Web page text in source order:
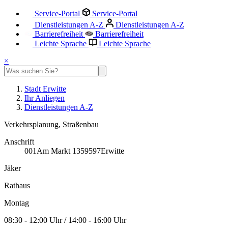
Service-Portal
Service-Portal
Dienstleistungen A-Z
Dienstleistungen A-Z
Barrierefreiheit
Barrierefreiheit
Leichte Sprache
Leichte Sprache
×
Stadt Erwitte
Ihr Anliegen
Dienstleistungen A-Z
Verkehrsplanung, Straßenbau
Anschrift
001 Am Markt 1359597Erwitte
Jäker
Rathaus
Montag
08:30 - 12:00 Uhr / 14:00 - 16:00 Uhr